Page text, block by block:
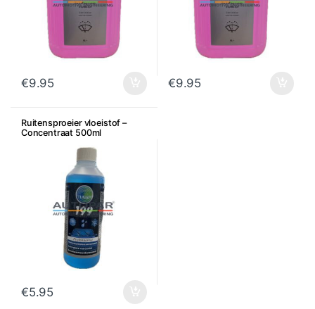
€9.95 €9.95
Ruitensproeier vloeistof –
Concentraat 500ml
€5.95